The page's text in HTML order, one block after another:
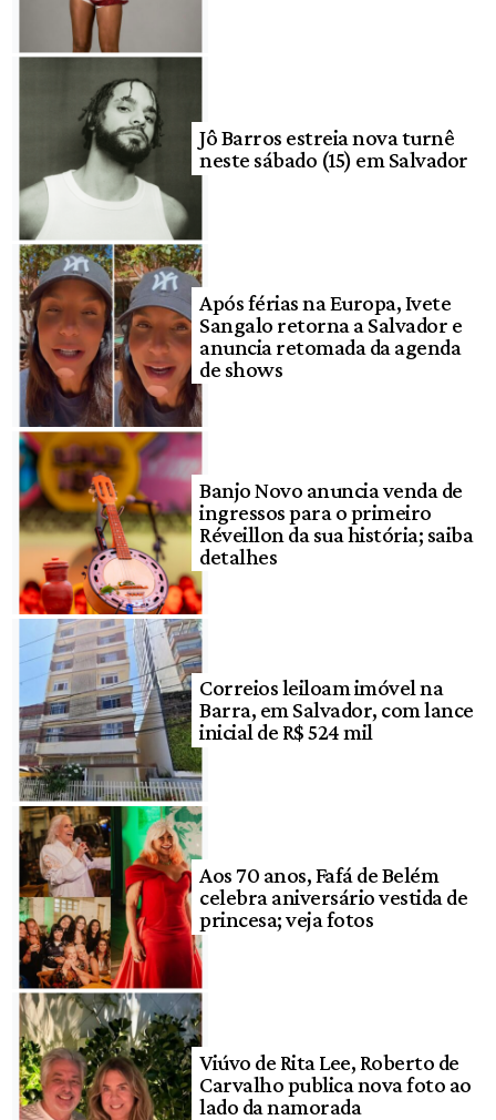
Jô Barros estreia nova turnê
neste sábado (15) em Salvador
Após férias na Europa, Ivete
Sangalo retorna a Salvador e
anuncia retomada da agenda
de shows
Banjo Novo anuncia venda de
ingressos para o primeiro
Réveillon da sua história; saiba
detalhes
Correios leiloam imóvel na
Barra, em Salvador, com lance
inicial de R$ 524 mil
Aos 70 anos, Fafá de Belém
celebra aniversário vestida de
princesa; veja fotos
Viúvo de Rita Lee, Roberto de
Carvalho publica nova foto ao
lado da namorada